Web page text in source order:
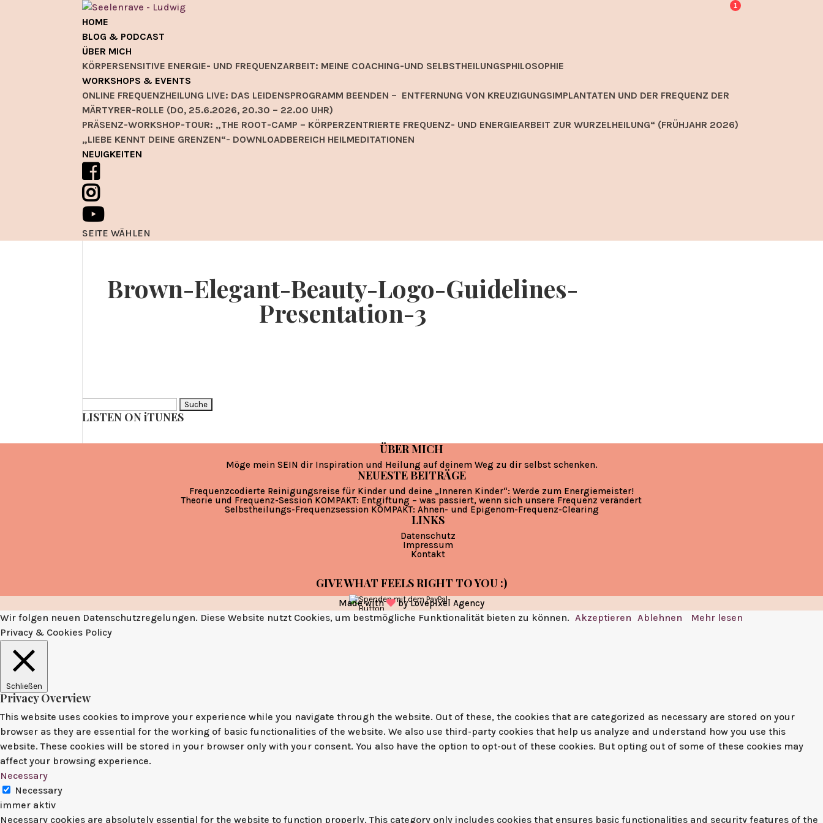
HOME
BLOG & PODCAST
ÜBER MICH
KÖRPERSENSITIVE ENERGIE- UND FREQUENZARBEIT: MEINE COACHING-UND SELBSTHEILUNGSPHILOSOPHIE
WORKSHOPS & EVENTS
ONLINE FREQUENZHEILUNG LIVE: DAS LEIDENSPROGRAMM BEENDEN – ENTFERNUNG VON KREUZIGUNGSIMPLANTATEN UND DER FREQUENZ DER
MÄRTYRER-ROLLE (DO, 25.6.2026, 20.30 – 22.00 UHR)
PRÄSENZ-WORKSHOP-TOUR: „THE ROOT-CAMP – KÖRPERZENTRIERTE FREQUENZ- UND ENERGIEARBEIT ZUR WURZELHEILUNG“ (FRÜHJAHR 2026)
„LIEBE KENNT DEINE GRENZEN“- DOWNLOADBEREICH HEILMEDITATIONEN
NEUIGKEITEN
1
SEITE WÄHLEN
Brown-Elegant-Beauty-Logo-Guidelines-
Presentation-3
nach:
LISTEN ON iTUNES
ÜBER MICH
Möge mein SEIN dir Inspiration und Heilung auf deinem Weg zu dir selbst schenken.
NEUESTE BEITRÄGE
Frequenzcodierte Reinigungsreise für Kinder und deine „Inneren Kinder“: Werde zum Energiemeister!
Theorie und Frequenz-Session KOMPAKT: Entgiftung – was passiert, wenn sich unsere Frequenz verändert
Selbstheilungs-Frequenzsession KOMPAKT: Ahnen- und Epigenom-Frequenz-Clearing
LINKS
Datenschutz
Impressum
Kontakt
GIVE WHAT FEELS RIGHT TO YOU :)
Made with byLovepixel Agency
Wir folgen neuen Datenschutzregelungen. Diese Website nutzt Cookies, um bestmögliche Funktionalität bieten zu können. Akzeptieren Ablehnen
Mehr lesen
Privacy & Cookies Policy
Schließen
Privacy Overview
This website uses cookies to improve your experience while you navigate through the website. Out of these, the cookies that are categorized as necessary are stored on your
browser as they are essential for the working of basic functionalities of the website. We also use third-party cookies that help us analyze and understand how you use this
website. These cookies will be stored in your browser only with your consent. You also have the option to opt-out of these cookies. But opting out of some of these cookies may
affect your browsing experience.
Necessary
Necessary
immer aktiv
Necessary cookies are absolutely essential for the website to function properly. This category only includes cookies that ensures basic functionalities and security features of the